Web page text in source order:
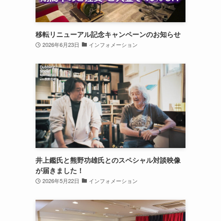
移転リニューアル記念キャンペーンのお知らせ
2026年6月23日 インフォメーション
井上鑑氏と熊野功雄氏とのスペシャル対談映像
が届きました！
2026年5月22日 インフォメーション